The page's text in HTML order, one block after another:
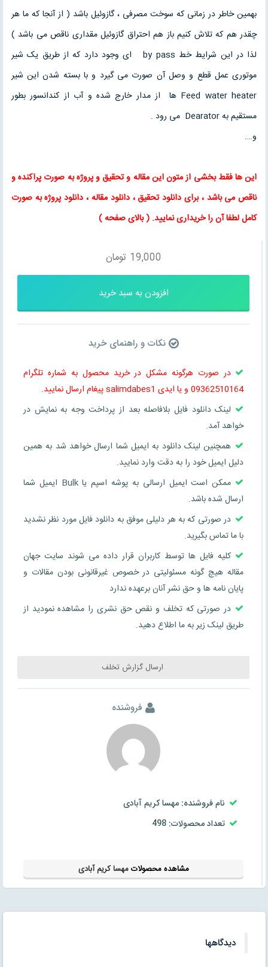
بهمین خاطر در زمانی که سوخت مصرفی ، گازوئیل باشد ( از آنجا که ما هر
چقدر هم که تلاش کنیم باز هم احتراق گازوئیل مقداری ناقص می باشد )
لذا در این شرایط خط by pass ای وجود دارد که از طریق یک شیر
موتوری عمل قطع و وصل آن صورت می گیرد و با بسته شدن این شیر
Feed water heater ها از مدار خارج شده و آب از کندانسور بطور
مستقیم به Dearator می رود .
و….
این ها فقط بخشی از متون اینمقاله وتحقیق و پروژه به صورت پراکنده و
ناقص می باشد ، برای دانلود تحقیق ،دانلود مقاله ، دانلود پروژه به صورت
کامل لطفا آن را خریداری نمایید. (بالای صفحه)
19,000 تومان
افزودن به سبد خرید
نکات و راهنمای خرید
در صورت هرگونه مشکل در خرید محصول به شماره تلگرام
09362510164 و یا ایدی salimdabes1 پیغام ارسال نمایید.
لینک دانلود فایل بلافاصله بعد از پرداخت وجه به نمایش در
خواهد آمد.
همچنین لینک دانلود به ایمیل شما ارسال خواهد شد به همین
دلیل ایمیل خود را به دقت وارد نمایید.
ممکن است ایمیل ارسالی به پوشه اسپم یا Bulk ایمیل شما
ارسال شده باشد.
در صورتی که به هر دلیلی موفق به دانلود فایل مورد نظر نشدید
با ما تماس بگیرید.
کلیه فایل ها توسط کاربران قرار داده می شوند سایت جهان
مقاله هیچ گونه مسئولیتی در خصوص غیرقانونی بودن مقالات و
پایان نامه ها و حق نشر آنان برعهده ندارد
در صورتی که تخلف و نقص حق نشری را مشاهده نمودید از
طریق لینک زیر به ما اطلاع دهید.
ارسال گزارش تخلف
فروشنده
نام فروشنده: مهسا کریم آبادی
تعداد محصولات: 498
مشاهده محصولاتمهسا کریم آبادی
دیدگاهها